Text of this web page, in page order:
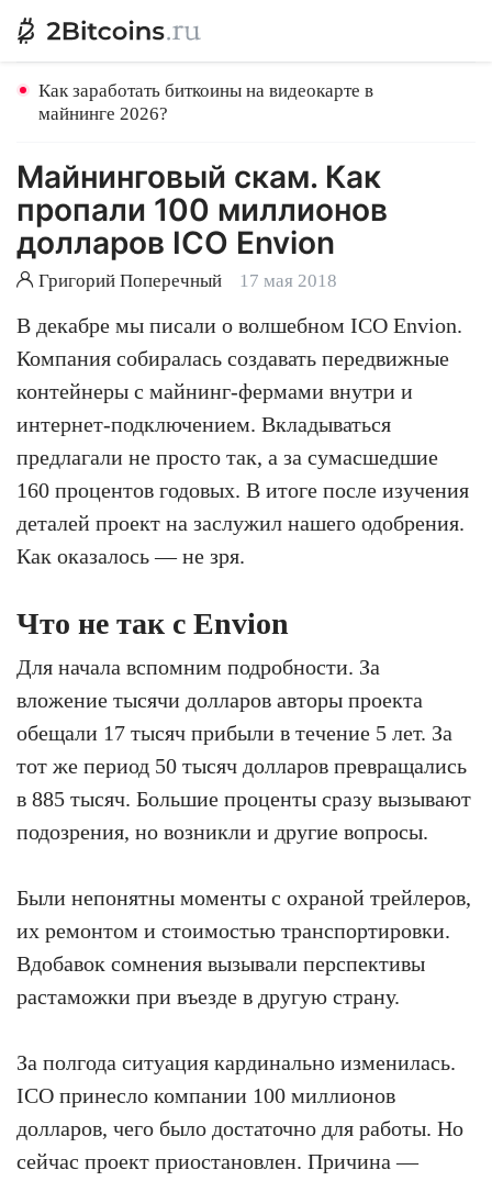
Как заработать биткоины на видеокарте в
майнинге 2026?
Майнинговый скам. Как
пропали 100 миллионов
долларов ICO Envion
Григорий Поперечный 17 мая 2018
В декабре мы писали о волшебном ICO Envion.
Компания собиралась создавать передвижные
контейнеры с майнинг-фермами внутри и
интернет-подключением. Вкладываться
предлагали не просто так, а за сумасшедшие
160 процентов годовых. В итоге после изучения
деталей проект на заслужил нашего одобрения.
Как оказалось — не зря.
Что не так с Envion
Для начала вспомним подробности. За
вложение тысячи долларов авторы проекта
обещали 17 тысяч прибыли в течение 5 лет. За
тот же период 50 тысяч долларов превращались
в 885 тысяч. Большие проценты сразу вызывают
подозрения, но возникли и другие вопросы.
Были непонятны моменты с охраной трейлеров,
их ремонтом и стоимостью транспортировки.
Вдобавок сомнения вызывали перспективы
растаможки при въезде в другую страну.
За полгода ситуация кардинально изменилась.
ICO принесло компании 100 миллионов
долларов, чего было достаточно для работы. Но
сейчас проект приостановлен. Причина —